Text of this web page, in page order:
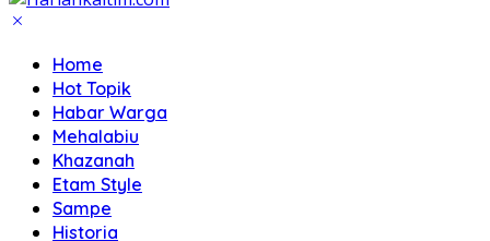
Home
Hot Topik
Habar Warga
Mehalabiu
Khazanah
Etam Style
Sampe
Historia